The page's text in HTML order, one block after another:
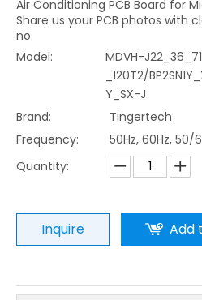
Air Conditioning PCB Board for
Share us your PCB photos with
no.
Model:
MDVH-
_120T2/
Y_SX-J
Brand:
Tingertech
Frequency:
50Hz, 60Hz, 50/
Quantity:
Inquire Add